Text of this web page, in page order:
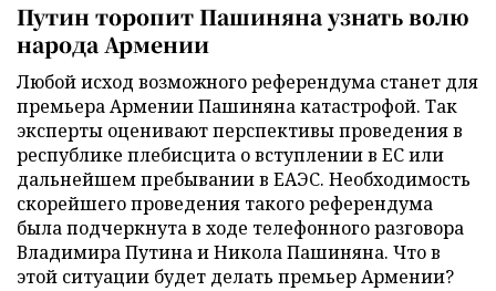
Путин торопит Пашиняна узнать волю
народа Армении
Любой исход возможного референдума станет для
премьера Армении Пашиняна катастрофой. Так
эксперты оценивают перспективы проведения в
республике плебисцита о вступлении в ЕС или
дальнейшем пребывании в ЕАЭС. Необходимость
скорейшего проведения такого референдума
была подчеркнута в ходе телефонного разговора
Владимира Путина и Никола Пашиняна. Что в
этой ситуации будет делать премьер Армении?